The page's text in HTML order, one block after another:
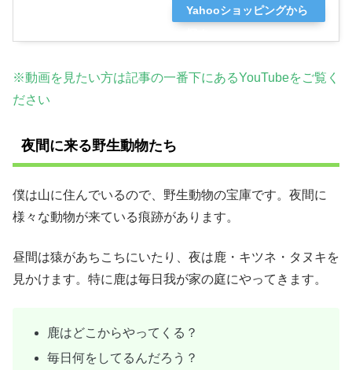
Yahooショッピングから
※動画を見たい方は記事の一番下にあるYouTubeをご覧く
ださい
夜間に来る野生動物たち
僕は山に住んでいるので、野生動物の宝庫です。夜間に
様々な動物が来ている痕跡があります。
昼間は猿があちこちにいたり、夜は鹿・キツネ・タヌキを
見かけます。特に鹿は毎日我が家の庭にやってきます。
鹿はどこからやってくる？
毎日何をしてるんだろう？